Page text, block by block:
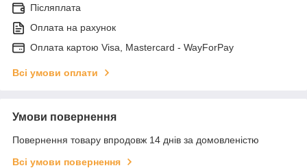
Післяплата
Оплата на рахунок
Оплата картою Visa, Mastercard - WayForPay
Всі умови оплати
Умови повернення
Повернення товару впродовж 14 днів за домовленістю
Всі умови повернення